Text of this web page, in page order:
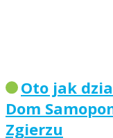
Oto jak
Dom
Zgierzu